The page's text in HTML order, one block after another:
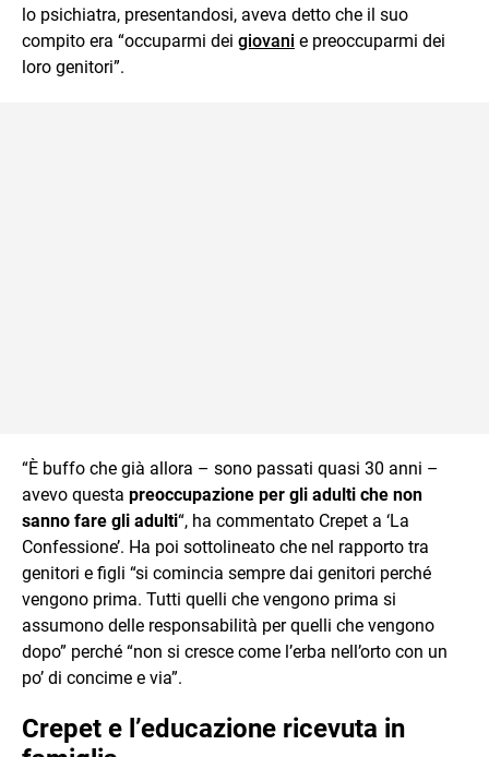
lo psichiatra, presentandosi, aveva detto che il suo
compito era “occuparmi dei giovani e preoccuparmi dei
loro genitori”.
“È buffo che già allora – sono passati quasi 30 anni –
avevo questa preoccupazione per gli adulti che non
sanno fare gli adulti“, ha commentato Crepet a ‘La
Confessione’. Ha poi sottolineato che nel rapporto tra
genitori e figli “si comincia sempre dai genitori perché
vengono prima. Tutti quelli che vengono prima si
assumono delle responsabilità per quelli che vengono
dopo” perché “non si cresce come l’erba nell’orto con un
po’ di concime e via”.
Crepet e l’educazione ricevuta in